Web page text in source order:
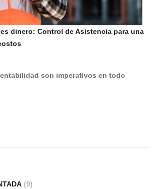
dinero: Control de Asistencia para una
son imperativos en todo
(9)